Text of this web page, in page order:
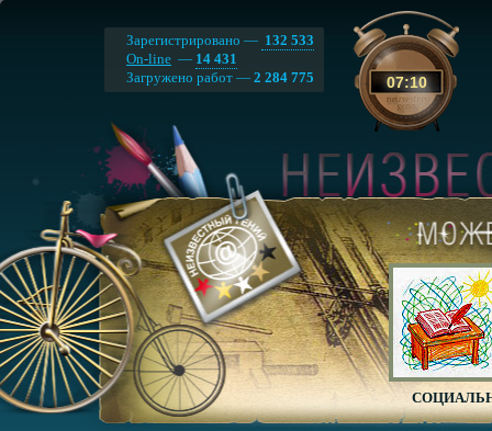
07:10
Зарегистрировано — 132 533
On-line — 14 431
Загружено работ — 2 284 775